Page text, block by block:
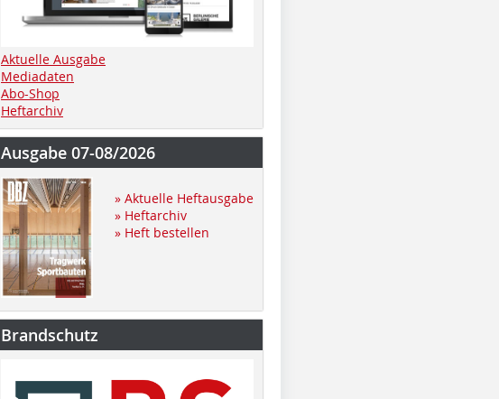
Aktuelle Ausgabe
Mediadaten
Abo-Shop
Heftarchiv
Ausgabe 07-08/2026
» Aktuelle Heftausgabe
» Heftarchiv
» Heft bestellen
Brandschutz